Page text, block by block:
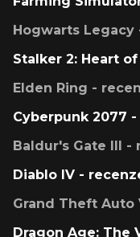
Hogwarts Legacy
Stalker 2: Heart
Elden Ring -
Cyberpunk 2077
Baldur's Gate III -
Diablo IV -
Grand Theft Auto
Dragon Age: The